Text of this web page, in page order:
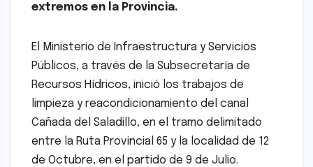
extremos en la Provincia.
El Ministerio de Infraestructura y Servicios
Públicos, a través de la Subsecretaría de
Recursos Hídricos, inició los trabajos de
limpieza y reacondicionamiento del canal
Cañada del Saladillo, en el tramo delimitado
entre la Ruta Provincial 65 y la localidad de 12
de Octubre, en el partido de 9 de Julio.